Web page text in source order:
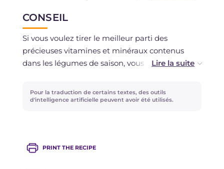
de brocoli et robiola au réfrigérateur, couverte,
pendant maximum 1 jour. Les légumes blanchis
se conservent au réfrigérateur pendant 2-3
jours.
CONSEIL
Si vous voulez tirer le meilleur parti des
précieuses vitamines et minéraux contenus
dans les légumes de saison, vous pouvez cuire
potiron et des têtes de brocoli : vos orecchiette
seront encore plus savoureuses et certainement
Pour la traduction de certains textes, des outils
d'intelligence artificielle peuvent avoir été utilisés.
PRINT THE RECIPE